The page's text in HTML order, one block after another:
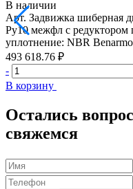
В наличии
Арт. Задвижка шиберная
Ру10 межфл с редуктором
уплотнение: NBR Benarmo
493 618.76 ₽
-
В корзину
Остались
свяжемся